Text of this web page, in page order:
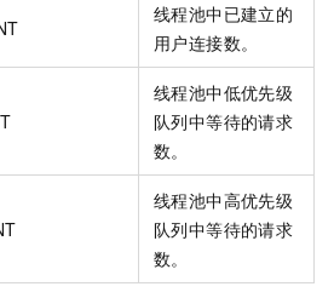
线程池中已建立的
用户连接数。
线程池中低优先级
队列中等待的请求
数。
线程池中高优先级
队列中等待的请求
数。